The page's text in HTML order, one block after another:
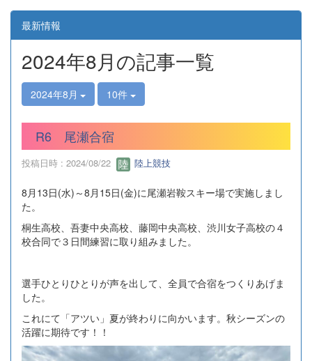
最新情報
2024年8月の記事一覧
2024年8月 10件
R6 尾瀬合宿
投稿日時 : 2024/08/22 陸上競技
8月13日(水)～8月15日(金)に尾瀬岩鞍スキー場で実施しまし
た。
桐生高校、吾妻中央高校、藤岡中央高校、渋川女子高校の４
校合同で３日間練習に取り組みました。
選手ひとりひとりが声を出して、全員で合宿をつくりあげま
した。
これにて「アツい」夏が終わりに向かいます。秋シーズンの
活躍に期待です！！